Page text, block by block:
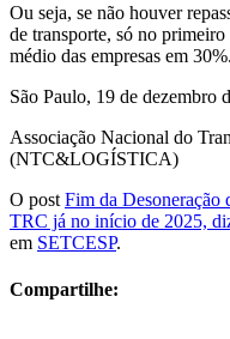
Ou seja, se não houver
de transporte, só no
médio das empresas em 30%.
São Paulo, 19 de dezembro
Associação Nacional do
(NTC&LOGÍSTICA)
O post Fim da Desoneração
TRC já no início de 2025,
em SETCESP.
Compartilhe: